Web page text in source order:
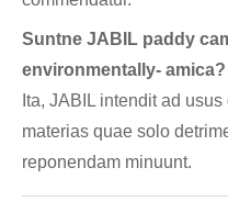
Suntne JABIL paddy
environmentally- amica?
Ita, JABIL intendit ad
materias quae solo
reponendam minuunt.